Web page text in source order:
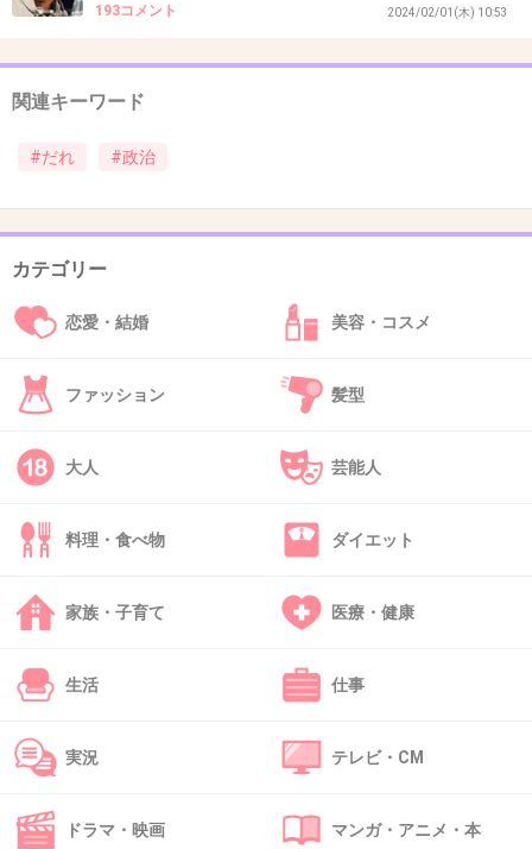
制度で自民党が大勝できる仕組みになってるから
かに
とにかく自民党VS民主党みたいな2代政党感覚なのが古い
>>1
家族とは多少
46. 匿名
夫とは話すよ。
でも、誰に投票したかはお互いに絶対言わないルールには
してる。
あと、選挙の後の開票結果とかのネタなら
たまーに職場の人と話したりもする。
子育て支援こういうのやって欲しいよねーとかは
+1
193コメント 2024/02/01(木) 10:53
関連キーワード
#だれ #政治
カテゴリー
恋愛・結婚 美容・コスメ
ファッション 髪型
大人 芸能人
料理・食べ物 ダイエット
家族・子育て 医療・健康
生活 仕事
実況 テレビ・CM
ドラマ・映画 マンガ・アニメ・本